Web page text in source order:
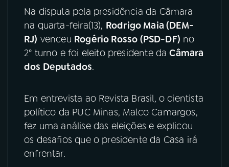
04PROGRAMAS
05PODCASTS
06 VIDEOCASTS
07 ÚLTIMAS
Na disputa pela presidência da Câmara
na quarta-feira(13), Rodrigo Maia (DEM-
RJ) venceu Rogério Rosso (PSD-DF) no
2° turno e foi eleito presidente daCâmara
dos Deputados.
Em entrevista ao Revista Brasil, o cientista
político da PUC Minas, Malco Camargos,
fez uma análise das eleições e explicou
os desafios que o presidente da Casa irá
enfrentar.